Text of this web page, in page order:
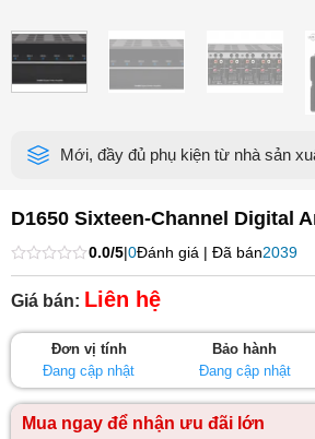
Mới, đầy đủ phụ kiện từ nhà sản
D1650 Sixteen-Channel Digital
Được
xếp
hạng
5
0.0/5|0Đánh giá | Đã bán2039
Giá bán: Liên hệ
Đơn vị tính
Đang cập nhật
Bảo hành
Đang cập nhật
Mua ngay để nhận ưu đãi lớn